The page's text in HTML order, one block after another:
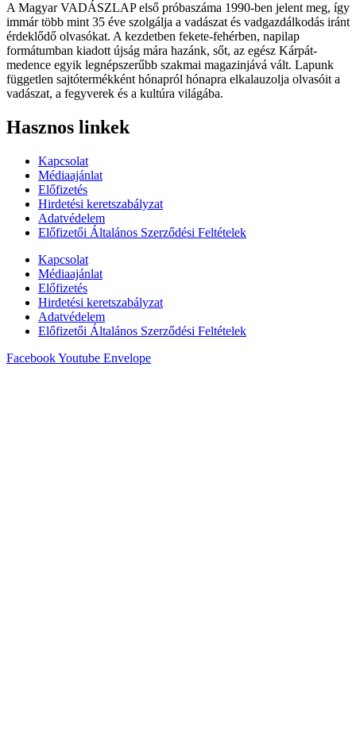
A Magyar VADÁSZLAP első próbaszáma 1990-ben jelent meg, így
immár több mint 35 éve szolgálja a vadászat és vadgazdálkodás iránt
érdeklődő olvasókat. A kezdetben fekete-fehérben, napilap
formátumban kiadott újság mára hazánk, sőt, az egész Kárpát-
medence egyik legnépszerűbb szakmai magazinjává vált. Lapunk
független sajtótermékként hónapról hónapra elkalauzolja olvasóit a
vadászat, a fegyverek és a kultúra világába.
Hasznos linkek
Kapcsolat
Médiaajánlat
Előfizetés
Hirdetési keretszabályzat
Adatvédelem
Előfizetői Általános Szerződési Feltételek
Kapcsolat
Médiaajánlat
Előfizetés
Hirdetési keretszabályzat
Adatvédelem
Előfizetői Általános Szerződési Feltételek
FacebookYoutube Envelope